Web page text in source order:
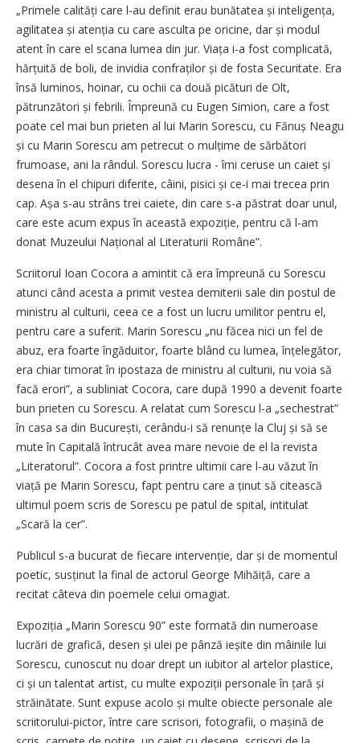
„Primele calități care l-au definit erau bunătatea și inteligența,
agilitatea și atenția cu care asculta pe oricine, dar și modul
atent în care el scana lumea din jur. Viața i-a fost complicată,
hărțuită de boli, de invidia confraților și de fosta Securitate. Era
însă luminos, hoinar, cu ochii ca două picături de Olt,
pătrunzători și febrili. Împreună cu Eugen Simion, care a fost
poate cel mai bun prieten al lui Marin Sorescu, cu Fănuș Neagu
și cu Marin Sorescu am petrecut o mulțime de sărbători
frumoase, ani la rândul. Sorescu lucra - îmi ceruse un caiet și
desena în el chipuri diferite, câini, pisici și ce-i mai trecea prin
cap. Așa s-au strâns trei caiete, din care s-a păstrat doar unul,
care este acum expus în această expoziție, pentru că l-am
donat Muzeului Național al Literaturii Române”.
Scriitorul Ioan Cocora a amintit că era împreună cu Sorescu
atunci când acesta a primit vestea demiterii sale din postul de
ministru al culturii, ceea ce a fost un lucru umilitor pentru el,
pentru care a suferit. Marin Sorescu „nu făcea nici un fel de
abuz, era foarte îngăduitor, foarte blând cu lumea, înțelegător,
era chiar timorat în ipostaza de ministru al culturii, nu voia să
facă erori”, a subliniat Cocora, care după 1990 a devenit foarte
bun prieten cu Sorescu. A relatat cum Sorescu l-a „sechestrat”
în casa sa din București, cerându-i să renunțe la Cluj și să se
mute în Capitală întrucât avea mare nevoie de el la revista
„Literatorul”. Cocora a fost printre ultimii care l-au văzut în
viață pe Marin Sorescu, fapt pentru care a ținut să citească
ultimul poem scris de Sorescu pe patul de spital, intitulat
„Scară la cer”.
Publicul s-a bucurat de fiecare intervenție, dar și de momentul
poetic, susținut la final de actorul George Mihăiță, care a
recitat câteva din poemele celui omagiat.
Expoziția „Marin Sorescu 90” este formată din numeroase
lucrări de grafică, desen și ulei pe pânză ieșite din mâinile lui
Sorescu, cunoscut nu doar drept un iubitor al artelor plastice,
ci și un talentat artist, cu multe expoziții personale în țară și
străinătate. Sunt expuse acolo și multe obiecte personale ale
scriitorului-pictor, între care scrisori, fotografii, o mașină de